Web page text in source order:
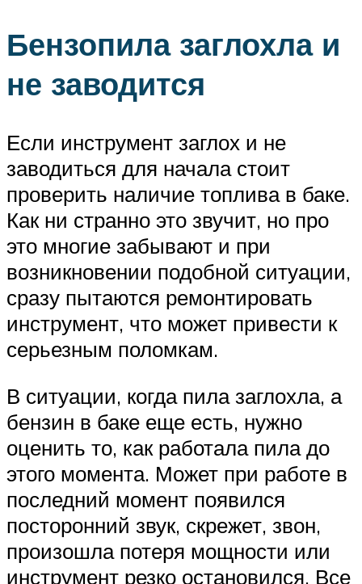
Бензопила заглохла и
не заводится
Если инструмент заглох и не
заводиться для начала стоит
проверить наличие топлива в баке.
Как ни странно это звучит, но про
это многие забывают и при
возникновении подобной ситуации,
сразу пытаются ремонтировать
инструмент, что может привести к
серьезным поломкам.
В ситуации, когда пила заглохла, а
бензин в баке еще есть, нужно
оценить то, как работала пила до
этого момента. Может при работе в
последний момент появился
посторонний звук, скрежет, звон,
произошла потеря мощности или
инструмент резко остановился. Все